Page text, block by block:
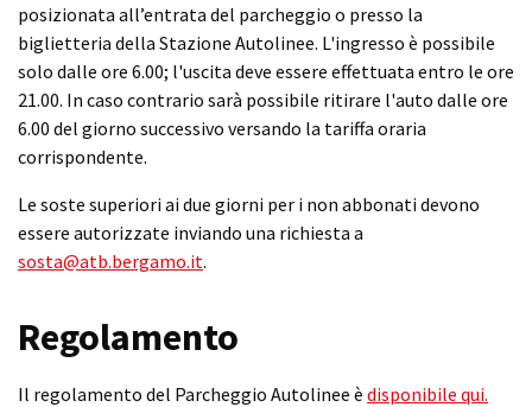
posizionata all’entrata del parcheggio o presso la
biglietteria della Stazione Autolinee. L'ingresso è possibile
solo dalle ore 6.00; l'uscita deve essere effettuata entro le ore
21.00. In caso contrario sarà possibile ritirare l'auto dalle ore
6.00 del giorno successivo versando la tariffa oraria
corrispondente.
Le soste superiori ai due giorni per i non abbonati devono
essere autorizzate inviando una richiesta a
sosta@atb.bergamo.it.
Regolamento
Il regolamento del Parcheggio Autolinee è disponibile qui.